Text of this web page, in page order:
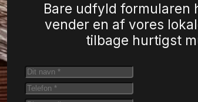
Bare udfyld formularen
vender en af vores
tilbage hurtigst